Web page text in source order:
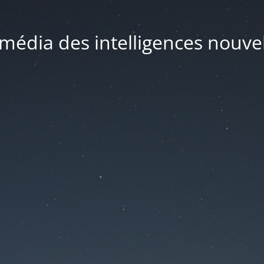
des intelligences